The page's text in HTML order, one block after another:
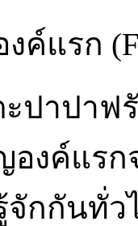
ค์แรก
ปาปาฟ
งค์แรก
จักกันทั่